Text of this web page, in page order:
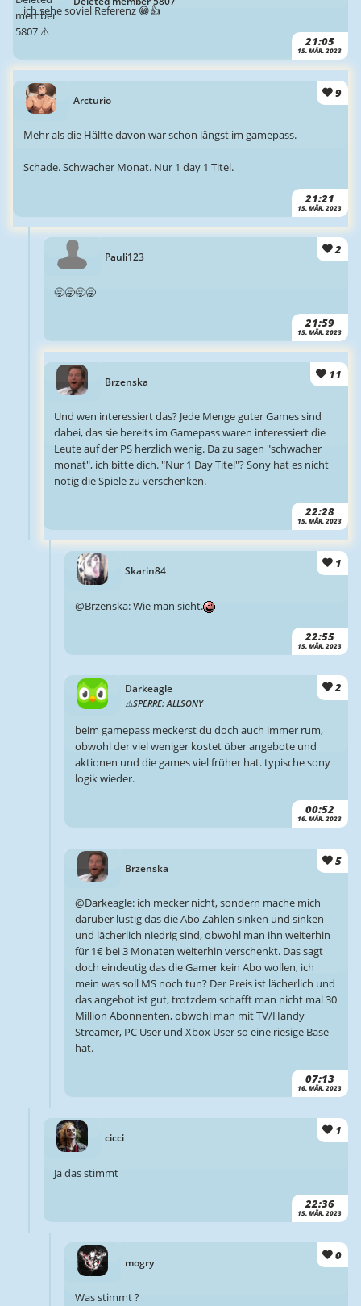
21:05
15. MÄR. 2023
ich sehe soviel Referenz 😁👍
Arcturio
9
21:21
15. MÄR. 2023
Mehr als die Hälfte davon war schon längst im gamepass.
Schade. Schwacher Monat. Nur 1 day 1 Titel.
Pauli123 2
21:59
15. MÄR. 2023
🥱🥱🥱🥱
Brzenska
11
22:28
15. MÄR. 2023
Und wen interessiert das? Jede Menge guter Games sind
dabei, das sie bereits im Gamepass waren interessiert die
Leute auf der PS herzlich wenig. Da zu sagen "schwacher
monat", ich bitte dich. "Nur 1 Day Titel"? Sony hat es nicht
nötig die Spiele zu verschenken.
Skarin84
1
22:55
15. MÄR. 2023
@Brzenska: Wie man sieht.
Darkeagle
SPERRE: ALLSONY
2
00:52
16. MÄR. 2023
beim gamepass meckerst du doch auch immer rum,
obwohl der viel weniger kostet über angebote und
aktionen und die games viel früher hat. typische sony
logik wieder.
Brzenska
5
07:13
16. MÄR. 2023
@Darkeagle: ich mecker nicht, sondern mache mich
darüber lustig das die Abo Zahlen sinken und sinken
und lächerlich niedrig sind, obwohl man ihn weiterhin
für 1€ bei 3 Monaten weiterhin verschenkt. Das sagt
doch eindeutig das die Gamer kein Abo wollen, ich
mein was soll MS noch tun? Der Preis ist lächerlich und
das angebot ist gut, trotzdem schafft man nicht mal 30
Million Abonnenten, obwohl man mit TV/Handy
Streamer, PC User und Xbox User so eine riesige Base
hat.
cicci
1
22:36
15. MÄR. 2023
Ja das stimmt
mogry
0
Was stimmt ?